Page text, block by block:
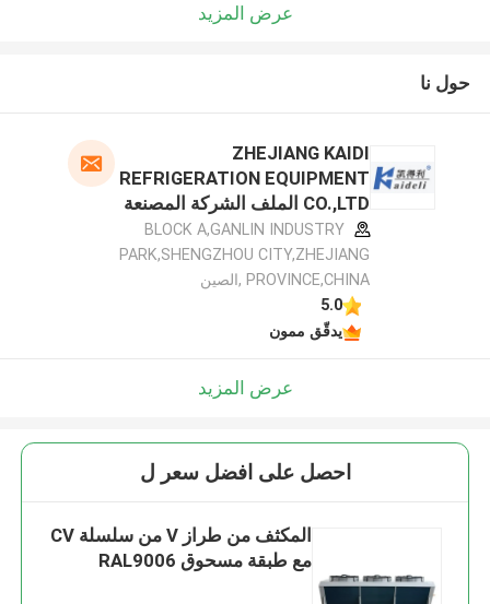
عرض المزيد
حول نا
ZHEJIANG KAIDI
REFRIGERATION EQUIPMENT
CO.,LTD الملف الشركة المصنعة
BLOCK A,GANLIN INDUSTRY
PARK,SHENGZHOU CITY,ZHEJIANG
PROVINCE,CHINA ,الصين
5.0
يدقّق ممون
عرض المزيد
احصل على افضل سعر ل
المكثف من طراز V من سلسلة CV
مع طبقة مسحوق RAL9006